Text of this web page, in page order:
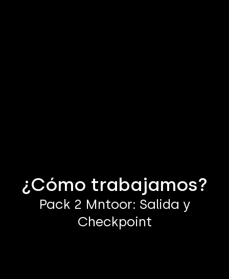
¿Cómo trabajamos?
Pack 2 Mntoor: Salida y
Checkpoint